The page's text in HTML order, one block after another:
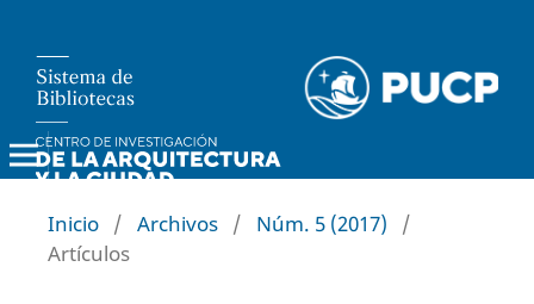
Investiga Territorios
Inicio / Archivos / Núm. 5 (2017)
/
Artículos